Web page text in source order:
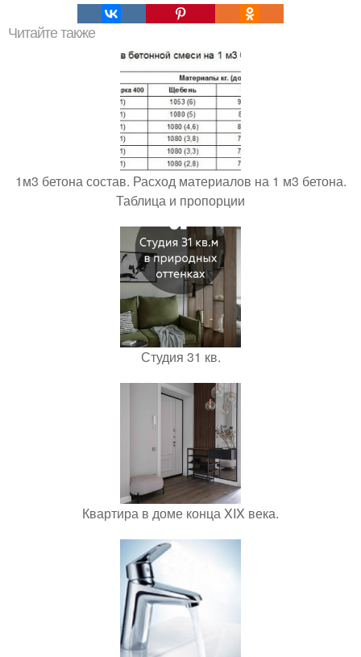
Читайте также
1м3 бетона состав. Расход материалов на 1 м3 бетона.
Таблица и пропорции
Студия 31 кв.
Квартира в доме конца XIX века.